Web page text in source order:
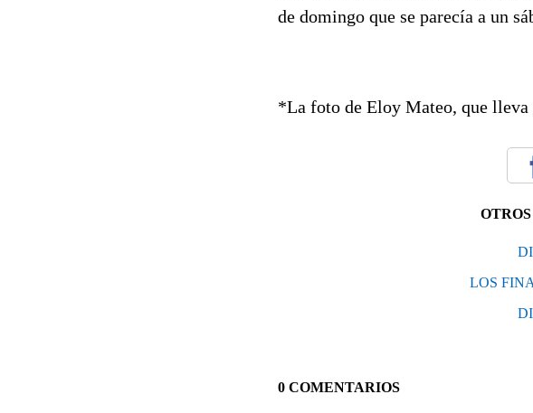
de domingo que se parecía a un
*La foto de Eloy Mateo, que lleva
LOS
0 COMENTARIOS